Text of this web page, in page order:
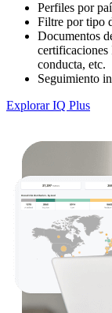
Perfiles por
Filtre por tipo
Documentos
certificaciones
conducta, etc.
Seguimiento
Explorar IQ Plus